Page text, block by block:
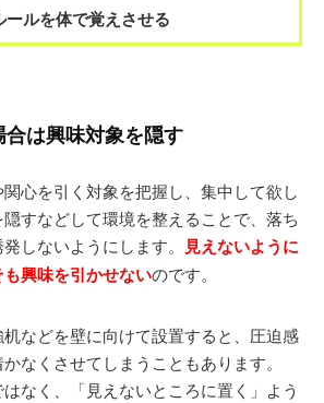
ルを体で覚えさせる
は興味対象を隠す
心を引く対象を把握し、集中して欲し
すなどして環境を整えることで、落ち
しないようにします。 見えないように
興味を引かせないのです。
などを壁に向けて設置すると、圧迫感
なくさせてしまうこともあります。
はなく、「見えないところに置く」よう